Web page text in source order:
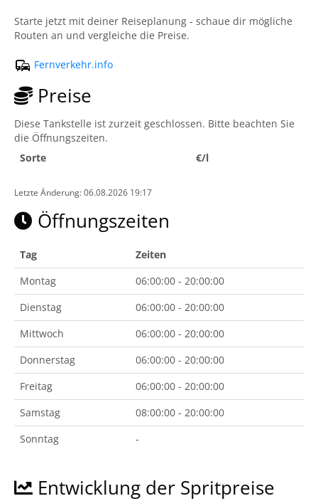
Starte jetzt mit deiner Reiseplanung - schaue dir mögliche
Routen an und vergleiche die Preise.
Fernverkehr.info
Preise
Diese Tankstelle ist zurzeit geschlossen. Bitte beachten Sie
die Öffnungszeiten.
Sorte
€/l
Letzte Änderung: 06.08.2026 19:17
Öffnungszeiten
Tag
Zeiten
Montag
06:00:00 - 20:00:00
Dienstag
06:00:00 - 20:00:00
Mittwoch
06:00:00 - 20:00:00
Donnerstag
06:00:00 - 20:00:00
Freitag
06:00:00 - 20:00:00
Samstag
08:00:00 - 20:00:00
Sonntag
-
Entwicklung der Spritpreise